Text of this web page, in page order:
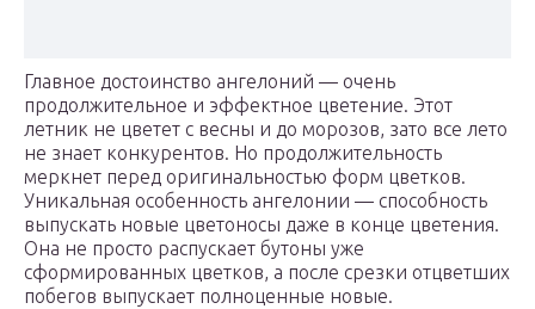
Главное достоинство ангелоний — очень
продолжительное и эффектное цветение. Этот
летник не цветет с весны и до морозов, зато все лето
не знает конкурентов. Но продолжительность
меркнет перед оригинальностью форм цветков.
Уникальная особенность ангелонии — способность
выпускать новые цветоносы даже в конце цветения.
Она не просто распускает бутоны уже
сформированных цветков, а после срезки отцветших
побегов выпускает полноценные новые.